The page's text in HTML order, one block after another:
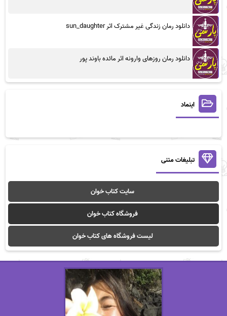
دانلود رمان زندگی غیر مشترک اثر sun_daughter
دانلود رمان روزهای وارونه اثر مائده باوند پور
اینماد
تبلیغات متنی
سایت کتاب خوان
فروشگاه کتاب خوان
لیست فروشگاه های کتاب خوان